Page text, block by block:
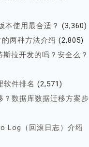
本使用最合适？ (3,360)
两种方法介绍 (2,805)
斯拉开发的吗？安全么？
软件排名 (2,571)
？数据库数据迁移方案步
Log（回滚日志）介绍